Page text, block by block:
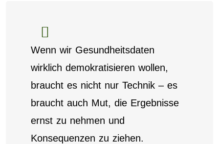
Wenn wir Gesundheitsdaten
wirklich demokratisieren wollen,
braucht es nicht nur Technik – es
braucht auch Mut, die Ergebnisse
ernst zu nehmen und
Konsequenzen zu ziehen.